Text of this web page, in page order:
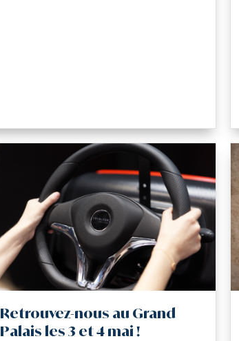
Retrouvez-nous au Grand
Palais les 3 et 4 mai !